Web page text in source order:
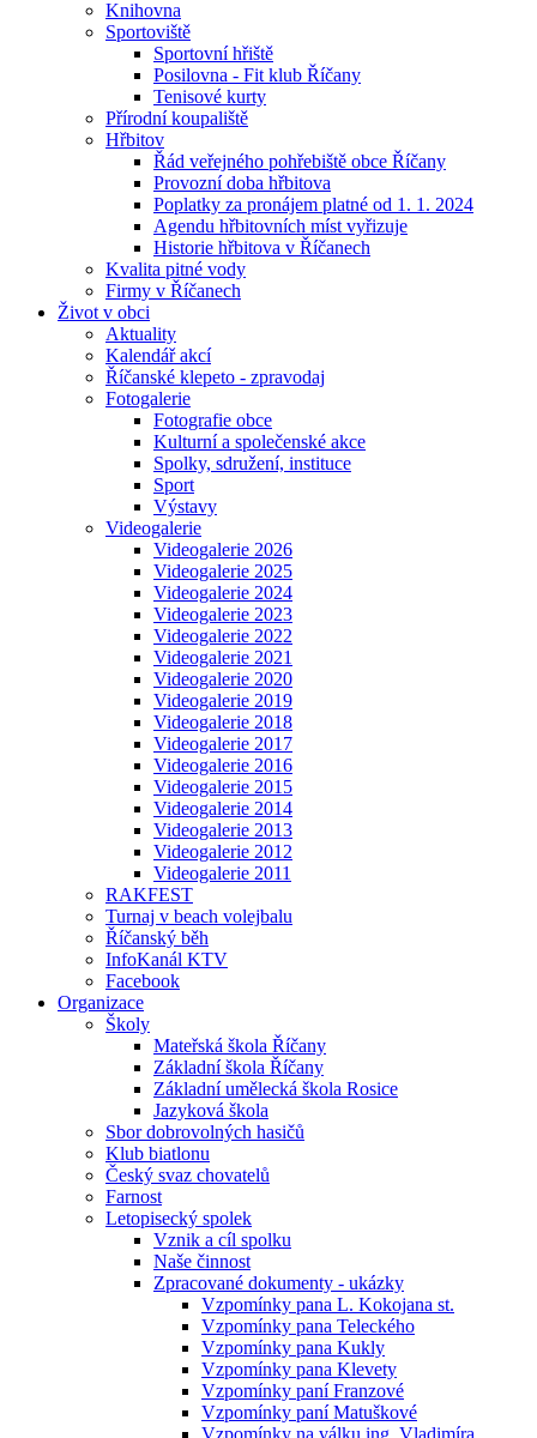
Knihovna
Sportoviště
Sportovní hřiště
Posilovna - Fit klub Říčany
Tenisové kurty
Přírodní koupaliště
Hřbitov
Řád veřejného pohřebiště obce Říčany
Provozní doba hřbitova
Poplatky za pronájem platné od 1. 1. 2024
Agendu hřbitovních míst vyřizuje
Historie hřbitova v Říčanech
Kvalita pitné vody
Firmy v Říčanech
Život v obci
Aktuality
Kalendář akcí
Říčanské klepeto - zpravodaj
Fotogalerie
Fotografie obce
Kulturní a společenské akce
Spolky, sdružení, instituce
Sport
Výstavy
Videogalerie
Videogalerie 2026
Videogalerie 2025
Videogalerie 2024
Videogalerie 2023
Videogalerie 2022
Videogalerie 2021
Videogalerie 2020
Videogalerie 2019
Videogalerie 2018
Videogalerie 2017
Videogalerie 2016
Videogalerie 2015
Videogalerie 2014
Videogalerie 2013
Videogalerie 2012
Videogalerie 2011
RAKFEST
Turnaj v beach volejbalu
Říčanský běh
InfoKanál KTV
Facebook
Organizace
Školy
Mateřská škola Říčany
Základní škola Říčany
Základní umělecká škola Rosice
Jazyková škola
Sbor dobrovolných hasičů
Klub biatlonu
Český svaz chovatelů
Farnost
Letopisecký spolek
Vznik a cíl spolku
Naše činnost
Zpracované dokumenty - ukázky
Vzpomínky pana L. Kokojana st.
Vzpomínky pana Teleckého
Vzpomínky pana Kukly
Vzpomínky pana Klevety
Vzpomínky paní Franzové
Vzpomínky paní Matuškové
Vzpomínky na válku ing. Vladimíra